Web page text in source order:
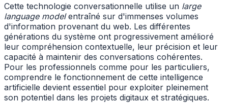
Cette technologie conversationnelle utilise un large
language modelentraîné sur d'immenses volumes
d'information provenant du web. Les différentes
générations du système ont progressivement amélioré
leur compréhension contextuelle, leur précision et leur
capacité à maintenir des conversations cohérentes.
Pour les professionnels comme pour les particuliers,
comprendre le fonctionnement de cette intelligence
artificielle devient essentiel pour exploiter pleinement
son potentiel dans les projets digitaux et stratégiques.